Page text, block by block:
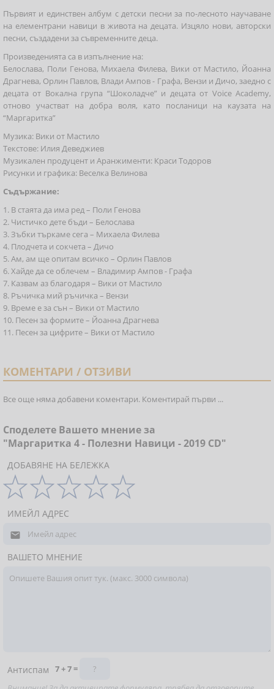
Първият и единствен албум с детски песни за по-лесното научаване
на елементрани навици в живота на децата. Изцяло нови, авторски
песни, създадени за съвременните деца.
Произведенията са в изпълнение на:
Белослава, Поли Генова, Михаела Филева, Вики от Мастило, Йоанна
Драгнева, Орлин Павлов, Влади Ампов - Графа, Вензи и Дичо, заедно с
децата от Вокална група “Шоколадче” и децата от Voice Academy,
отново участват на добра воля, като посланици на каузата на
“Маргаритка”
Музика: Вики от Мастило
Текстове: Илия Деведжиев
Музикален продуцент и Аранжименти: Краси Тодоров
Рисунки и графика: Веселка Велинова
Съдържание:
1. В стаята да има ред – Поли Генова
2. Чистичко дете бъди – Белослава
3. Зъбки търкаме сега – Михаела Филева
4. Плодчета и сокчета – Дичо
5. Ам, ам ще опитам всичко – Орлин Павлов
6. Хайде да се облечем – Владимир Ампов - Графа
7. Казвам аз благодаря – Вики от Мастило
8. Ръчичка мий ръчичка – Вензи
9. Време е за сън – Вики от Мастило
10. Песен за формите – Йоанна Драгнева
11. Песен за цифрите – Вики от Мастило
КОМЕНТАРИ / ОТЗИВИ
Все още няма добавени коментари. Коментирай първи ...
Споделете Вашето мнение за
"Маргаритка 4 - Полезни Навици - 2019 CD"
ДОБАВЯНЕ НА БЕЛЕЖКА
ИМЕЙЛ АДРЕС

ВАШЕТО МНЕНИЕ
Антиспам
7 + 7 =